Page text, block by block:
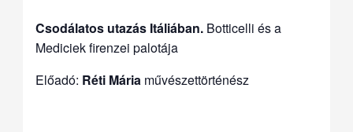
Csodálatos utazás Itáliában. Botticelli és a
Mediciek firenzei palotája
Előadó: Réti Máriaművészettörténész